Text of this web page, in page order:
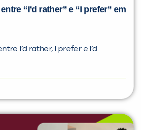
“I’d rather” e “I prefer” em
I’d rather, I prefer e I’d